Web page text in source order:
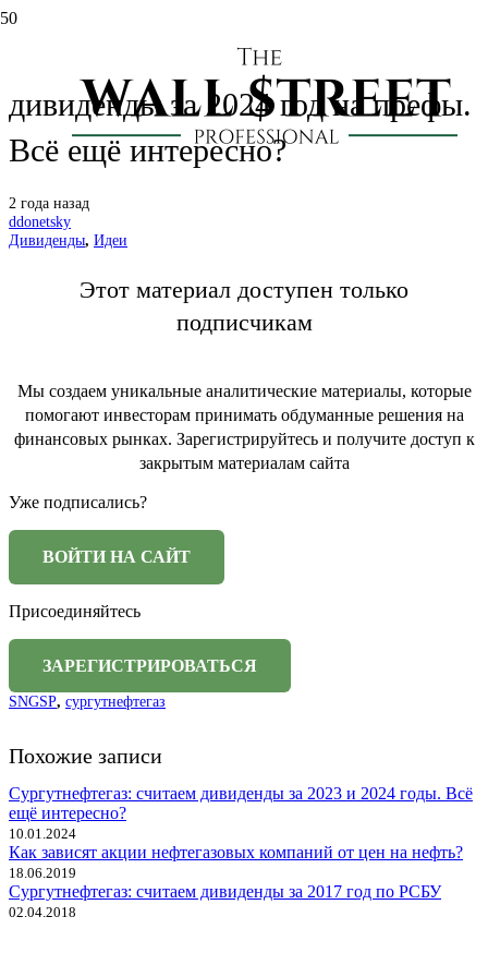
Сургутнефтегаз: считаем
дивиденды за 2024 год на префы.
Всё ещё интересно?
2 года назад
ddonetsky
Дивиденды, Идеи
Этот материал доступен только
подписчикам
Мы создаем уникальные аналитические материалы, которые
помогают инвесторам принимать обдуманные решения на
финансовых рынках. Зарегистрируйтесь и получите доступ к
закрытым материалам сайта
Уже подписались?
Присоединяйтесь
SNGSP, сургутнефтегаз
Похожие записи
Сургутнефтегаз: считаем дивиденды за 2023 и 2024 годы. Всё
ещё интересно?
10.01.2024
Как зависят акции нефтегазовых компаний от цен на нефть?
18.06.2019
Сургутнефтегаз: считаем дивиденды за 2017 год по РСБУ
02.04.2018